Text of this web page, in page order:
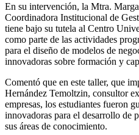
En su intervención, la Mtra.
Coordinadora Institucional de
tiene bajo su tutela al Centro
como parte de las actividades
para el diseño de modelos de
innovadoras sobre formación y
Comentó que en este taller, que
Hernández Temoltzin, consultor
empresas, los estudiantes fueron
innovadoras para el desarrollo de
sus áreas de conocimiento.